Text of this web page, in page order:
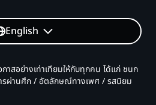
English
าสอย่างเท่าเทียมให้กับทุกคน ได้แก่ ชนก
ผ่านศึก / อัตลักษณ์ทางเพศ / รสนิยม